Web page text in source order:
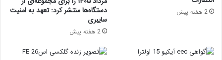
2 هفته پیش
دستگاه‌ها منتشر کرد: تعهد به امنیت
سایبری
2 هفته پیش